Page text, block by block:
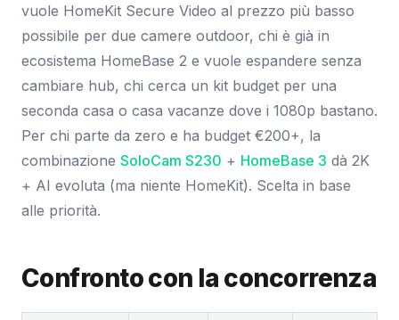
vuole HomeKit Secure Video al prezzo più basso
possibile per due camere outdoor, chi è già in
ecosistema HomeBase 2 e vuole espandere senza
cambiare hub, chi cerca un kit budget per una
seconda casa o casa vacanze dove i 1080p bastano.
Per chi parte da zero e ha budget €200+, la
combinazione SoloCam S230 + HomeBase 3 dà 2K
+ AI evoluta (ma niente HomeKit). Scelta in base
alle priorità.
Confronto con la concorrenza